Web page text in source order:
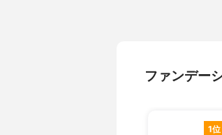
ファンデー
1位